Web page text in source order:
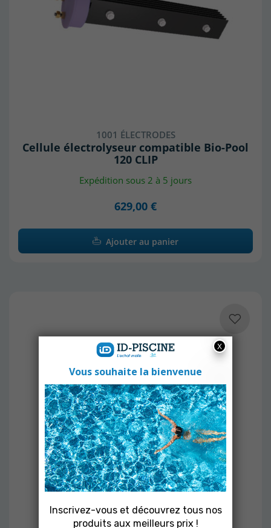
1001 ÉLECTRODES
Cellule électrolyseur compatible Bio-Pool
120 CLIP
Expédition sous 2 à 5 jours
629,00 €
Ajouter au panier